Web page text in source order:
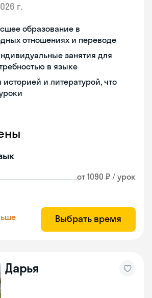
г.
образование в
отношениях и переводе
занятия для
в языке
историей и литературой, что
от 1090 ₽ / урок
Выбрать время
Дарья